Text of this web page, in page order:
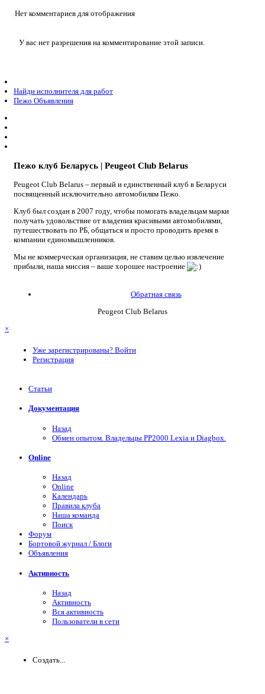
Нет комментариев для отображения
У вас нет разрешения на комментирование этой записи.
Найди исполнителя для работ
Пежо Объявления
Пежо клуб Беларусь | Peugeot Club Belarus
Peugeot Club Belarus – первый и единственный клуб в Беларуси
посвященный исключительно автомобилям Пежо.
Клуб был создан в 2007 году, чтобы помогать владельцам марки
получать удовольствие от владения красивыми автомобилями,
путешествовать по РБ, общаться и просто проводить время в
компании единомышленников.
Мы не коммерческая организация, не ставим целью извлечение
прибыли, наша миссия – ваше хорошее настроение
Обратная связь
Peugeot Club Belarus
×
Уже зарегистрированы? Войти
Регистрация
Статьи
Документация
Назад
Обмен опытом. Владельцы PP2000 Lexia и Diagbox.
Online
Назад
Online
Календарь
Правила клуба
Наша команда
Поиск
Форум
Бортовой журнал / Блоги
Объявления
Активность
Назад
Активность
Вся активность
Пользователи в сети
×
Создать...